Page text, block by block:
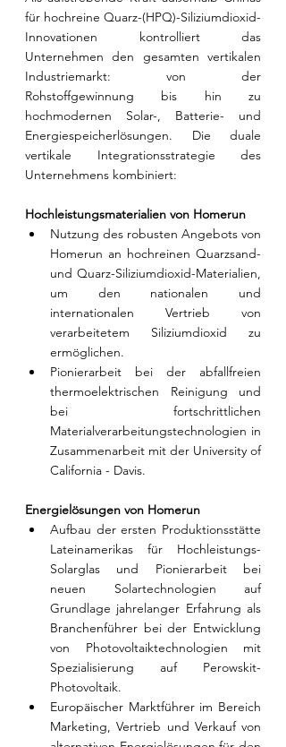
für hochreine Quarz-(HPQ)-Siliziumdioxid-
Innovationen kontrolliert das
Unternehmen den gesamten vertikalen
Industriemarkt: von der
Rohstoffgewinnung bis hin zu
hochmodernen Solar-, Batterie- und
Energiespeicherlösungen. Die duale
vertikale Integrationsstrategie des
Unternehmens kombiniert:
Hochleistungsmaterialien von Homerun
Nutzung des robusten Angebots von
Homerun an hochreinen Quarzsand-
und Quarz-Siliziumdioxid-Materialien,
um den nationalen und
internationalen Vertrieb von
verarbeitetem Siliziumdioxid zu
ermöglichen.
Pionierarbeit bei der abfallfreien
thermoelektrischen Reinigung und
bei fortschrittlichen
Materialverarbeitungstechnologien in
Zusammenarbeit mit der University of
California - Davis.
Energielösungen von Homerun
Aufbau der ersten Produktionsstätte
Lateinamerikas für Hochleistungs-
Solarglas und Pionierarbeit bei
neuen Solartechnologien auf
Grundlage jahrelanger Erfahrung als
Branchenführer bei der Entwicklung
von Photovoltaiktechnologien mit
Spezialisierung auf Perowskit-
Photovoltaik.
Europäischer Marktführer im Bereich
Marketing, Vertrieb und Verkauf von